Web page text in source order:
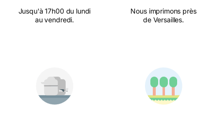
Jusqu'à 17h00 du lundi
au vendredi.
Nous imprimons près
de Versailles.